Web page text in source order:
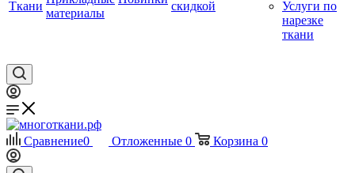
Ткани
материалы
скидкой
Услуги по
нарезке
ткани
Сравнение0 Отложенные 0 Корзина 0